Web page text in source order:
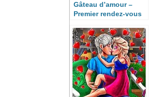
Gâteau d’amour –
Premier rendez-vous